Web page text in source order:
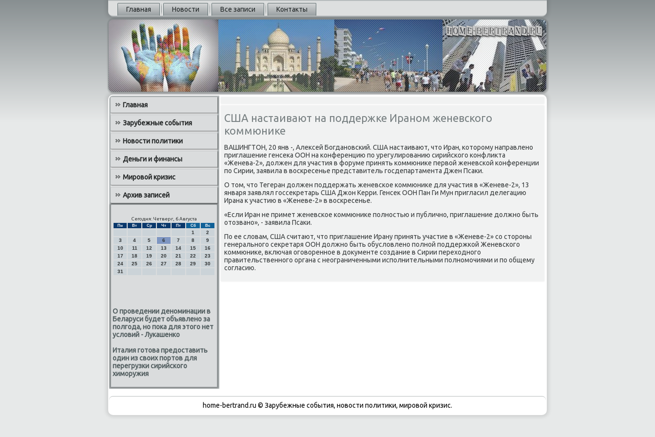
Главная Новости Все записи Контакты
Главная
Зарубежные события
Новости политики
Деньги и финансы
Мировой кризис
Архив записей
Сегодня: Четверг, 6 Августа
Пн Вт Ср Чт Пт Сб Вс
1
2
3
4 5 6 7 8
9
10
11 12 13 14 15
16
17
18 19 20 21 22
23
24
25 26 27 28 29
30
31
О проведении деноминации в
Беларуси будет объявлено за
полгода, но пока для этого нет
условий - Лукашенко
Италия готова предоставить
один из своих портов для
перегрузки сирийского
химоружия
США настаивают на поддержке Ираном женевского
коммюнике
ВАШИНГТОН, 20 янв -, Алексей Богдановский. США настаивают, что Иран, которому направлено
приглашение генсека ООН на конференцию по урегулированию сирийского конфликта
«Женева-2», должен для участия в форуме принять коммюнике первой женевской конференции
по Сирии, заявила в воскресенье представитель госдепартамента Джен Псаки.
О том, что Тегеран должен поддержать женевское коммюнике для участия в «Женеве-2», 13
января заявлял госсекретарь США Джон Керри. Генсек ООН Пан Ги Мун пригласил делегацию
Ирана к участию в «Женеве-2» в воскресенье.
«Если Иран не примет женевское коммюнике полностью и публично, приглашение должно быть
отозвано», - заявила Псаки.
По ее словам, США считают, что приглашение Ирану принять участие в «Женеве-2» со стороны
генерального секретаря ООН должно быть обусловлено полной поддержкой Женевского
коммюнике, включая оговоренное в документе создание в Сирии переходного
правительственного органа с неограниченными исполнительными полномочиями и по общему
согласию.
home-bertrand.ru © Зарубежные события, новости политики, мировой кризис.